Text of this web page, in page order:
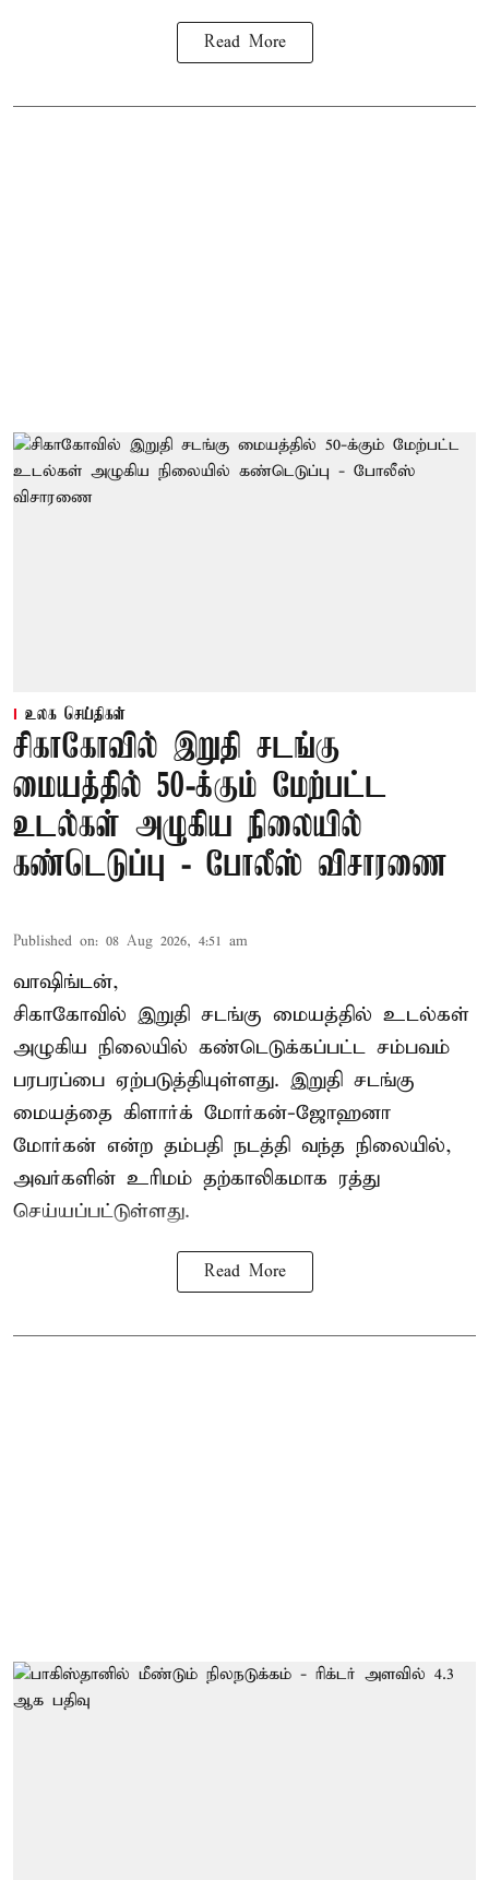
Read More
உலக செய்திகள்
சிகாகோவில் இறுதி சடங்கு
மையத்தில் 50-க்கும் மேற்பட்ட
உடல்கள் அழுகிய நிலையில்
கண்டெடுப்பு - போலீஸ் விசாரணை
Published on: 08 Aug 2026, 4:51 am
வாஷிங்டன்,
சிகாகோவில் இறுதி சடங்கு மையத்தில் உடல்கள்
அழுகிய நிலையில் கண்டெடுக்கப்பட்ட சம்பவம்
பரபரப்பை ஏற்படுத்தியுள்ளது. இறுதி சடங்கு
மையத்தை கிளார்க் மோர்கன்-ஜோஹனா
மோர்கன் என்ற தம்பதி நடத்தி வந்த நிலையில்,
அவர்களின் உரிமம் தற்காலிகமாக ரத்து
செய்யப்பட்டுள்ளது.
Read More